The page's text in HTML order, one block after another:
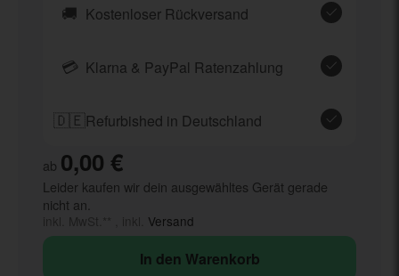
🚚 Kostenloser Rückversand
💳 Klarna & PayPal Ratenzahlung
🇩🇪Refurbished in Deutschland
ab 0,00 €
Leider kaufen wir dein ausgewähltes Gerät gerade
nicht an.
Versand
In den Warenkorb